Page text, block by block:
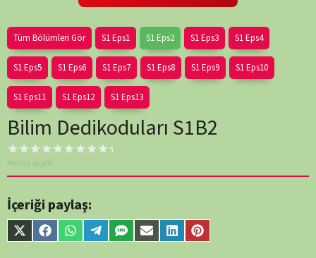
Tüm Bölümleri Gör S1 Eps1 S1 Eps2 S1 Eps3 S1 Eps4
S1 Eps5 S1 Eps6 S1 Eps7 S1 Eps8 S1 Eps9 S1 Eps10
S1 Eps11 S1 Eps12 S1 Eps13
Bilim Dedikoduları S1B2
Henüz oy yok
İçeriği paylaş:
Share
on
Share
on
Share
on
Share
on
Share
on
Share
on
Share
on
Share
on